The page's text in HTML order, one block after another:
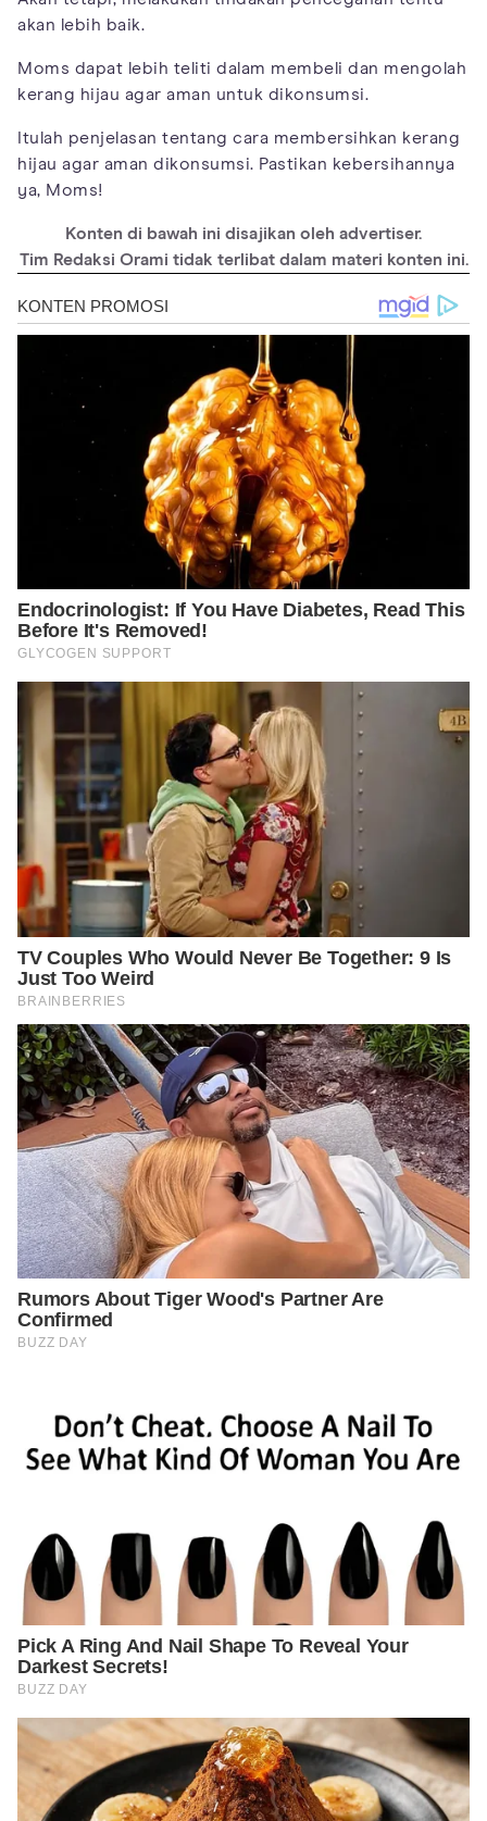
akan lebih baik.
Moms dapat lebih teliti dalam membeli dan mengolah
kerang hijau agar aman untuk dikonsumsi.
Itulah penjelasan tentang cara membersihkan kerang
hijau agar aman dikonsumsi. Pastikan kebersihannya
ya, Moms!
Konten di bawah ini disajikan oleh advertiser.
Tim Redaksi Orami tidak terlibat dalam materi konten ini.